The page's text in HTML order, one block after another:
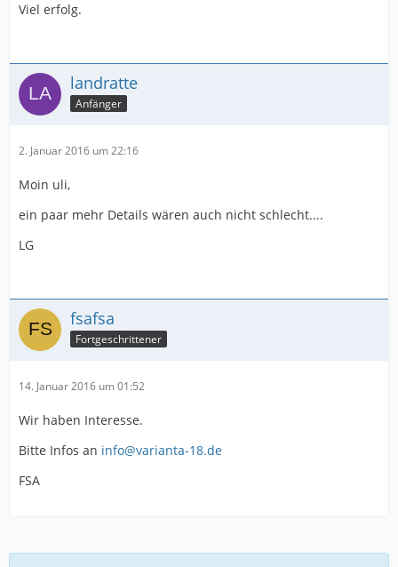
Viel erfolg.
landratte
Anfänger
2. Januar 2016 um 22:16
Moin uli,
ein paar mehr Details wären auch nicht schlecht....
LG
fsafsa
Fortgeschrittener
14. Januar 2016 um 01:52
Wir haben Interesse.
Bitte Infos an info@varianta-18.de
FSA